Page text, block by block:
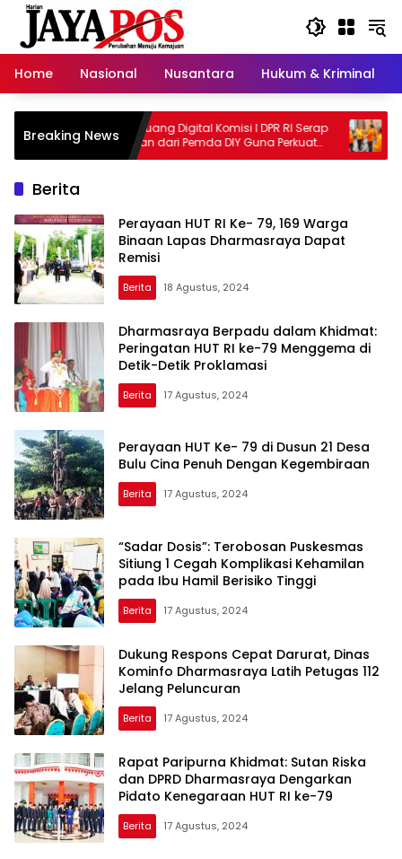
Langsung
konten
Home
Nasional Nusantara Hukum & Kriminal
Breaking News
Panja Ruang Digital Komisi I DPR RI Serap
Masukan dari Pemda DIY Guna Perkuat
Kebijakan
Kosgoro
Berita
Perayaan HUT RI Ke- 79, 169 Warga
Binaan Lapas Dharmasraya Dapat
Remisi
Berita 18 Agustus, 2024
Dharmasraya Berpadu dalam Khidmat:
Peringatan HUT RI ke-79 Menggema di
Detik-Detik Proklamasi
Berita 17 Agustus, 2024
Perayaan HUT Ke- 79 di Dusun 21 Desa
Bulu Cina Penuh Dengan Kegembiraan
Berita 17 Agustus, 2024
“Sadar Dosis”: Terobosan Puskesmas
Sitiung 1 Cegah Komplikasi Kehamilan
pada Ibu Hamil Berisiko Tinggi
Berita 17 Agustus, 2024
Dukung Respons Cepat Darurat, Dinas
Kominfo Dharmasraya Latih Petugas 112
Jelang Peluncuran
Berita 17 Agustus, 2024
Rapat Paripurna Khidmat: Sutan Riska
dan DPRD Dharmasraya Dengarkan
Pidato Kenegaraan HUT RI ke-79
Berita 17 Agustus, 2024